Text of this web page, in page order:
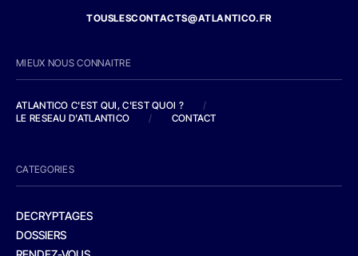
TOUSLESCONTACTS@ATLANTICO.FR
MIEUX NOUS CONNAITRE
ATLANTICO C'EST QUI, C'EST QUOI ?
/
LE RESEAU D'ATLANTICO
/ CONTACT
CATEGORIES
DECRYPTAGES
DOSSIERS